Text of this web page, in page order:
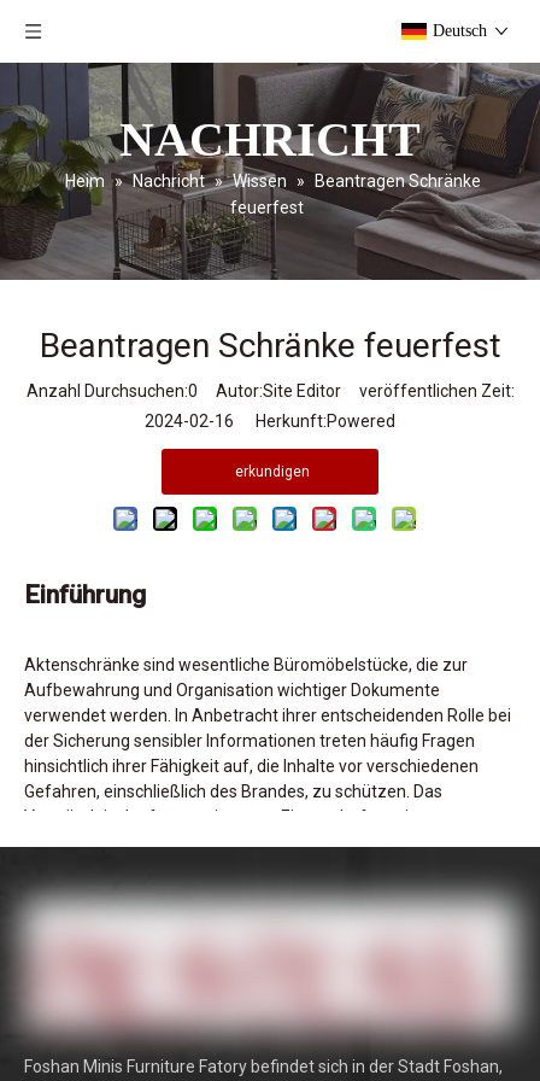
Deutsch
NACHRICHT
Heim » Nachricht » Wissen »
Beantragen Schränke
feuerfest
Beantragen Schränke feuerfest
Anzahl Durchsuchen:0 Autor:Site Editor veröffentlichen Zeit:
2024-02-16 Herkunft:Powered
erkundigen
Einführung
Aktenschränke sind wesentliche Büromöbelstücke, die zur
Aufbewahrung und Organisation wichtiger Dokumente
verwendet werden. In Anbetracht ihrer entscheidenden Rolle bei
der Sicherung sensibler Informationen treten häufig Fragen
hinsichtlich ihrer Fähigkeit auf, die Inhalte vor verschiedenen
Gefahren, einschließlich des Brandes, zu schützen. Das
Verständnis der feuerresistenten Eigenschaften eines
Aktenkabinettsist für Unternehmen, die die Sicherheit der
Artikel befasst sich mit der Frage, ob die Einreichungsschränke
Kamerfeuerfunktionen verstehen
Foshan Minis Furniture Fatory befindet sich in der Stadt Foshan,